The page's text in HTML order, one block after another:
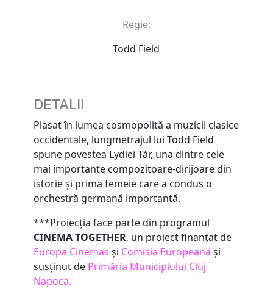
Regie:
Todd Field
DETALII
Plasat în lumea cosmopolită a muzicii clasice
occidentale, lungmetrajul lui Todd Field
spune povestea Lydiei Tár, una dintre cele
mai importante compozitoare-dirijoare din
istorie și prima femeie care a condus o
orchestră germană importantă.
***Proiecția face parte din programul
CINEMA TOGETHER, un proiect finanțat de
Europa Cinemas și Comisia Europeană și
susținut de Primăria Municipiului Cluj
Napoca.